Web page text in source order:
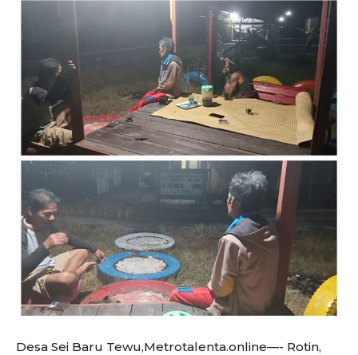
Desa Sei Baru Tewu,Metrotalenta.online—- Rotin,